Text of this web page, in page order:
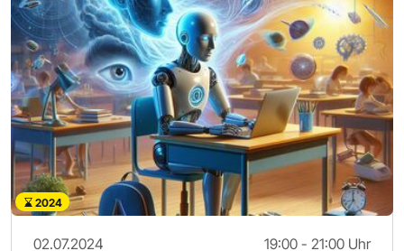
2024
02.07.2024 19:00 - 21:00 Uhr